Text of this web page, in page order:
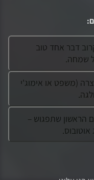
של אור חיזק ונתן מלא
:
דבר אחד טוב
שמחה.
(משפט או אימוג'י
הראשון שתפגוש –